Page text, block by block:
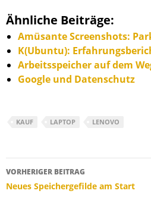
Ähnliche Beiträge:
Amüsante Screenshots:
K(Ubuntu):
Arbeitsspeicher auf dem
Google und Datenschutz
KAUF LAPTOP LENOVO
Beitragsnavigation
VORHERIGER BEITRAG
Neues Speichergefilde am Start